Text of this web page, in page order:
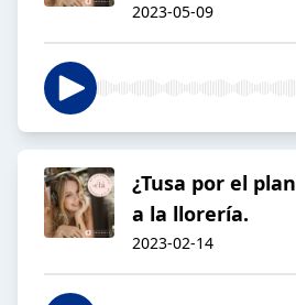
2023-05-09
¿Tusa por el
a la llorería.
2023-02-14